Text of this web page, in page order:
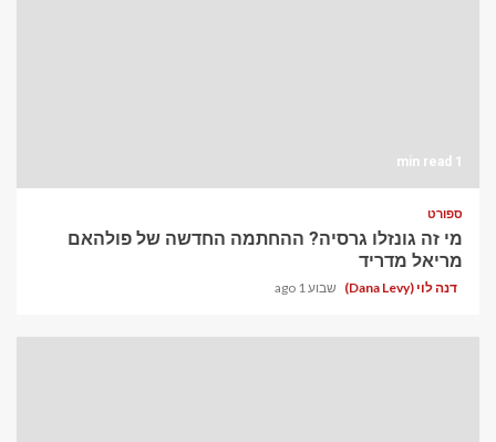
1 min read
ספורט
מי זה גונזלו גרסיה? ההחתמה החדשה של פולהאם
מריאל מדריד
דנה לוי (Dana Levy) שבוע 1 ago